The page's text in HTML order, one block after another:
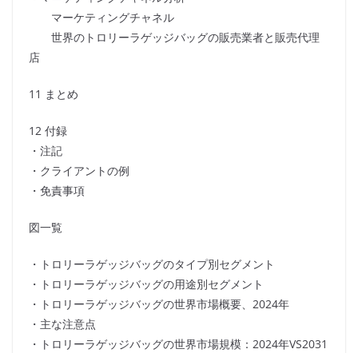
マーケティングチャネル
世界のトロリーラゲッジバッグの販売業者と販売代理
店
11 まとめ
12 付録
・注記
・クライアントの例
・免責事項
図一覧
・トロリーラゲッジバッグのタイプ別セグメント
・トロリーラゲッジバッグの用途別セグメント
・トロリーラゲッジバッグの世界市場概要、2024年
・主な注意点
・トロリーラゲッジバッグの世界市場規模：2024年VS2031